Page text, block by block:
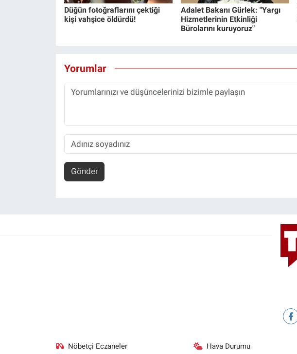
Düğün fotoğraflarını çektiği
kişi vahşice öldürdü!
Adalet Bakanı Gürlek: "Yargı
Hizmetlerinin Etkinliği
Bürolarını kuruyoruz"
Yorumlar
Gönder
Nöbetçi Eczaneler Hava Durumu